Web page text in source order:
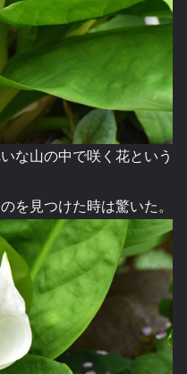
な山の中で咲く花という
を見つけた時は驚いた。